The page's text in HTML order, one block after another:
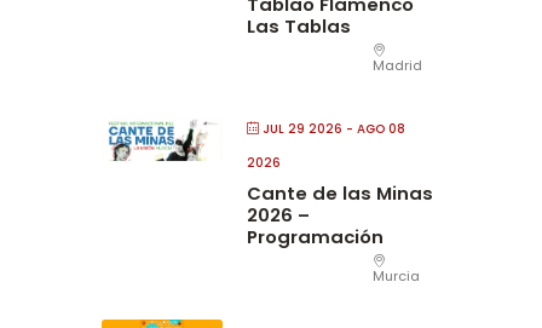
Las Tablas
Madrid
JUL 29 2026 - AGO 08
2026
Cante de las Minas
2026 –
Programación
Murcia